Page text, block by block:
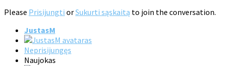
Please Prisijungti orSukurti sąskaitą to join the conversation.
JustasM
Neprisijungęs
Naujokas